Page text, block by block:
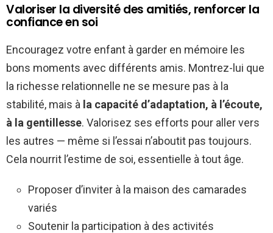
Valoriser la diversité des amitiés, renforcer la
confiance en soi
Encouragez votre enfant à garder en mémoire les
bons moments avec différents amis. Montrez-lui que
la richesse relationnelle ne se mesure pas à la
stabilité, mais à la capacité d’adaptation, à l’écoute,
à la gentillesse. Valorisez ses efforts pour aller vers
les autres — même si l’essai n’aboutit pas toujours.
Cela nourrit l’estime de soi, essentielle à tout âge.
Proposer d’inviter à la maison des camarades
variés
Soutenir la participation à des activités